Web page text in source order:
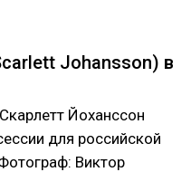
Johansson) в
Йоханссон
для российской
Виктор